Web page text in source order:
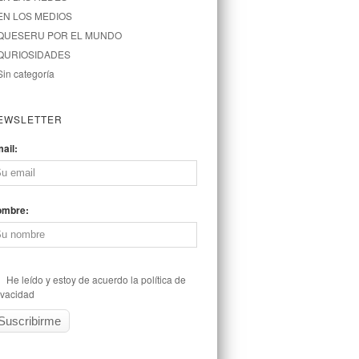
LOS MEDIOS
POR EL MUNDO
categoría
He leído y estoy de acuerdo la política de